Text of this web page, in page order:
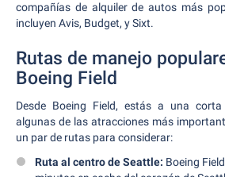
compañías de alquiler de autos más
incluyen Avis, Budget, y Sixt.
Rutas de manejo
Boeing Field
Desde Boeing Field, estás a una
algunas de las atracciones más
un par de rutas para considerar:
Ruta al centro de Seattle: Boeing